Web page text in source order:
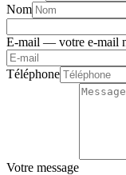
Nom
E-mail — votre e-mail
Téléphone
Votre message